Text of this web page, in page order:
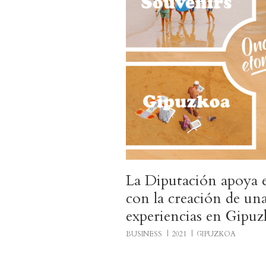
La Diputación apoya
con la creación de
experiencias en
BUSINESS 2021 GIPUZKOA